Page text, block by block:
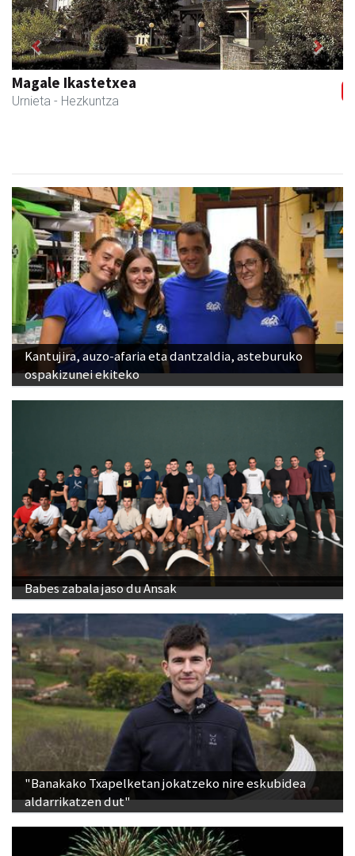
Magale Ikastetxea
Urnieta - Hezkuntza
Previous Next
Kantujira, auzo-afaria eta dantzaldia, asteburuko
ospakizunei ekiteko
Babes zabala jaso du Ansak
"Banakako Txapelketan jokatzeko nire eskubidea
aldarrikatzen dut"